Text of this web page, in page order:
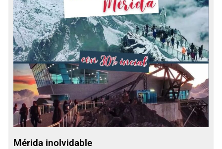
Mérida inolvidable